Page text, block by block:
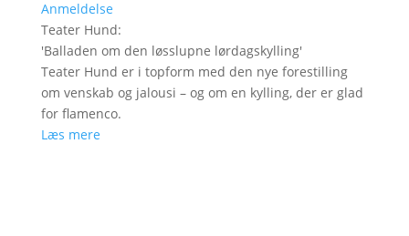
Anmeldelse
Teater Hund:
'Balladen om den løsslupne lørdagskylling'
Teater Hund er i topform med den nye forestilling
om venskab og jalousi – og om en kylling, der er glad
for flamenco.
Læs mere